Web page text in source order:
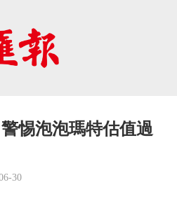
警惕泡泡瑪特估值過
30